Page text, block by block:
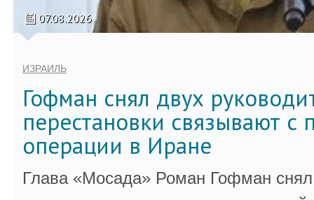
07.08.2026
ИЗРАИЛЬ
Гофман снял двух
перестановки связывают с
операции в Иране
Глава «Мосада» Роман Гофман снял